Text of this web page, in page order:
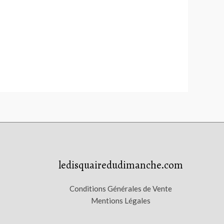
ledisquairedudimanche.com
Conditions Générales de Vente
Mentions Légales